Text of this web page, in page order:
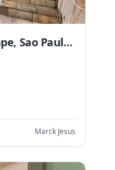
Sao Paulo
Marck Jesus